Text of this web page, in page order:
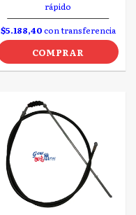
rápido
$5.188,40con transferencia
COMPRAR